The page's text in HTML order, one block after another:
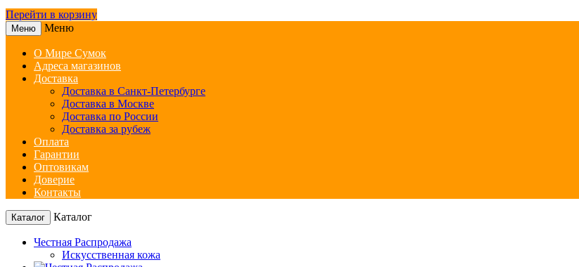
Перейти в корзину
Меню Меню
О Мире Сумок
Адреса магазинов
Доставка
Доставка в Санкт-Петербурге
Доставка в Москве
Доставка по России
Доставка за рубеж
Оплата
Гарантии
Оптовикам
Доверие
Контакты
Каталог Каталог
Честная Распродажа
Искусственная кожа